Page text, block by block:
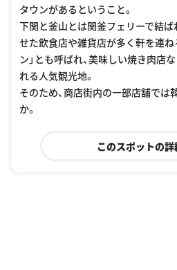
タウンがあるということ。
下関と釜山とは関釜フェリーで結ば
せた飲食店や雑貨店が多く軒を連ね
ン」とも呼ばれ、美味しい焼き肉店
れる人気観光地。
そのため、商店街内の一部店舗では
か。
このスポットの